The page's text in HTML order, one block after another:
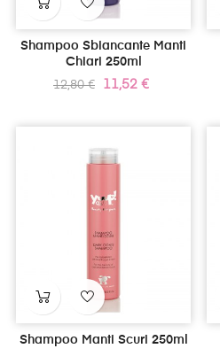
Shampoo Sbiancante Manti
Chiari 250ml
Prezzo
12,80 € Prezzo
11,52 €
Shampoo Manti Scuri 250ml